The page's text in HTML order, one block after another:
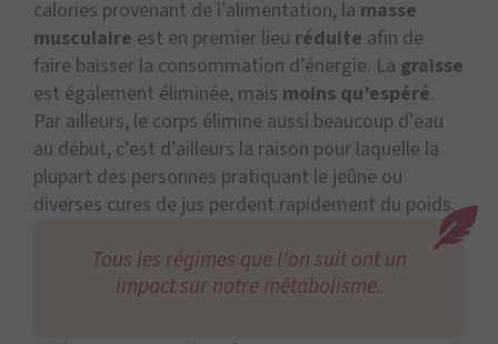
calories provenant de l’alimentation, la masse
musculaire est en premier lieu réduite afin de
faire baisser la consommation d’énergie. La graisse
est également éliminée, mais moins qu’espéré.
Par ailleurs, le corps élimine aussi beaucoup d’eau
au début, c’est d’ailleurs la raison pour laquelle la
plupart des personnes pratiquant le jeûne ou
diverses cures de jus perdent rapidement du poids.
Tous les régimes que l'on suit ont un
impact sur notre métabolisme.